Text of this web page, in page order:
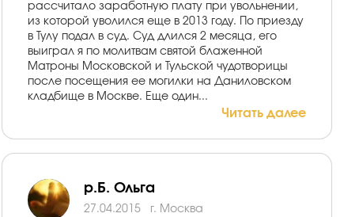
рассчитало заработную плату при увольнении,
из которой уволился еще в 2013 году. По приезду
в Тулу подал в суд. Суд длился 2 месяца, его
выиграл я по молитвам святой блаженной
Матроны Московской и Тульской чудотворицы
после посещения ее могилки на Даниловском
кладбище в Москве. Еще один...
Читать далее
р.Б. Ольга
27.04.2015 г. Москва